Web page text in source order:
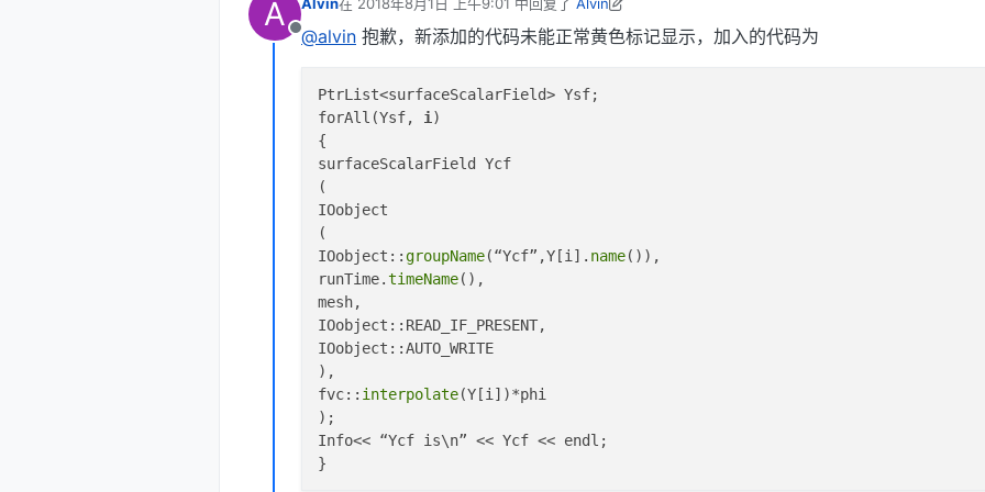
volScalarField rho
IOobject
    (
        runTime.
timeName
        mesh,
        IOobject::NO_READ,
        IOobject::AUTO_WRITE
    ),
    thermo.
rho()
);
volScalarField& p = thermo.
const
const volScalarField& psi = thermo.
Info<< "\nReading field U\n" << endl;
volVectorField
A
离线
Alvin在 2018年8月1日 上午9:01 中回复了 Alvin
最后由 李东岳 编辑2018年8月11日 上午5:34
@alvin 抱歉，新添加的代码未能正常黄色标记显示，加入的代码为
PtrList<surfaceScalarField> Ysf;
forAll(Ysf, i)
{
surfaceScalarField Ycf
(
IOobject
(
IOobject::groupName(“Ycf”,Y[i]. name()),
runTime.timeName(),
mesh,
IOobject::READ_IF_PRESENT,
IOobject::AUTO_WRITE
),
fvc:: interpolate(Y[i])*phi
);
Info<< “Ycf is\n” << Ycf << endl;